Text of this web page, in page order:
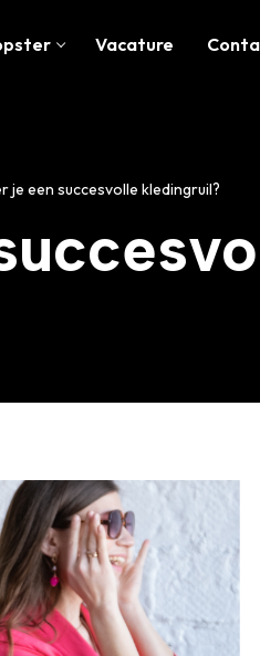
Vacature
je een succesvolle kledingruil?